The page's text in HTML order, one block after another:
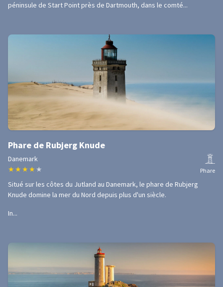
péninsule de Start Point près de Dartmouth, dans le comté...
Phare de Rubjerg Knude
Danemark
★ ★ ★ ★ ★ Phare
Situé sur les côtes du Jutland au Danemark, le phare de Rubjerg
Knude domine la mer du Nord depuis plus d'un siècle.
In...